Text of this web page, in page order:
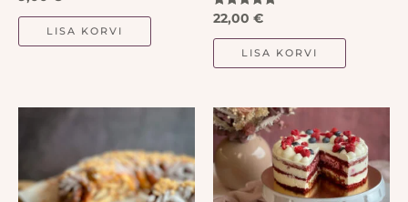
5.00
/ 5
LISA KORVI
Hinnanguga
5.00
/ 5
22,00 €
LISA KORVI